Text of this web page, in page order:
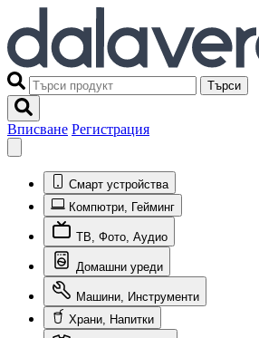
Търси
Вписване Регистрация
Смарт устройства
Компютри, Гейминг
ТВ, Фото, Аудио
Домашни уреди
Машини, Инструменти
Храни, Напитки